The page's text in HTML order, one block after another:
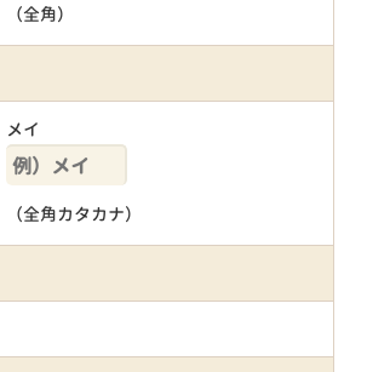
（全角）
メイ
（全角カタカナ）